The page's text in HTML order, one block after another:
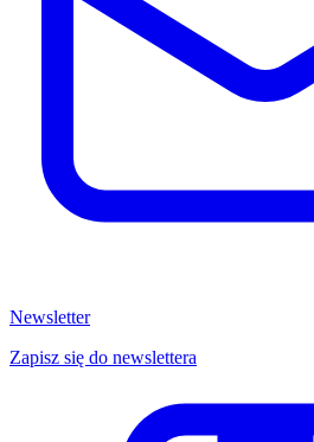
Newsletter
Zapisz się do newslettera